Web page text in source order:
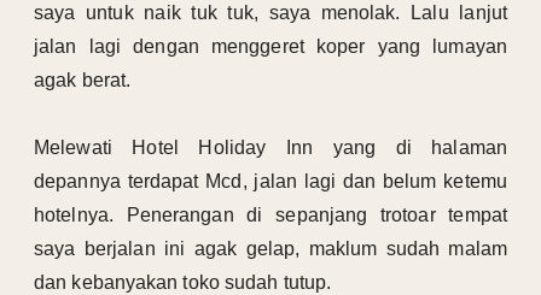
saya untuk naik tuk tuk, saya menolak. Lalu lanjut
jalan lagi dengan menggeret koper yang lumayan
agak berat.
Melewati Hotel Holiday Inn yang di halaman
depannya terdapat Mcd, jalan lagi dan belum ketemu
hotelnya. Penerangan di sepanjang trotoar tempat
saya berjalan ini agak gelap, maklum sudah malam
dan kebanyakan toko sudah tutup.